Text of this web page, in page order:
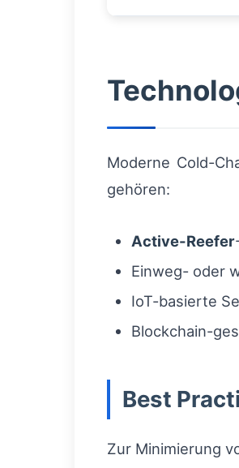
Moderne Cold-
gehören:
Active-Reefer
Einweg- oder
IoT-basierte
Blockchain-
Best
Zur Minimierung